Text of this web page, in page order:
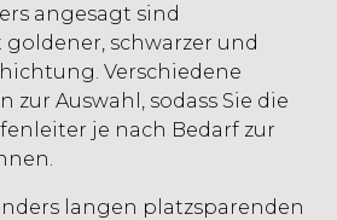
angesagt sind
schwarzer und
Verschiedene
zur Auswahl, sodass Sie die
je nach Bedarf zur
langen platzsparenden